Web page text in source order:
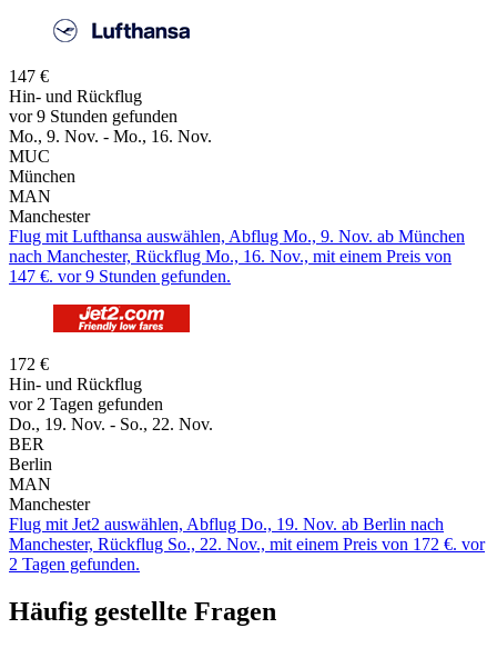
147 €
Hin- und Rückflug
vor 9 Stunden gefunden
Mo., 9. Nov. - Mo., 16. Nov.
MUC
München
MAN
Manchester
Flug mit Lufthansa auswählen, Abflug Mo., 9. Nov. ab München
nach Manchester, Rückflug Mo., 16. Nov., mit einem Preis von
147 €. vor 9 Stunden gefunden.
172 €
Hin- und Rückflug
vor 2 Tagen gefunden
Do., 19. Nov. - So., 22. Nov.
BER
Berlin
MAN
Manchester
Flug mit Jet2 auswählen, Abflug Do., 19. Nov. ab Berlin nach
Manchester, Rückflug So., 22. Nov., mit einem Preis von 172 €. vor
2 Tagen gefunden.
Häufig gestellte Fragen